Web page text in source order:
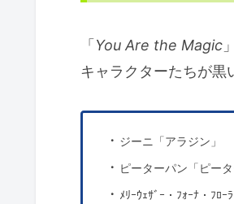
「You Are the Magic
キャラクターたちが黒
・ ジーニ「アラジン」
・ ピーターパン「ピータ
・ ﾒﾘｰｳｪｻﾞｰ・ﾌｫｰﾅ・ﾌﾛｰ